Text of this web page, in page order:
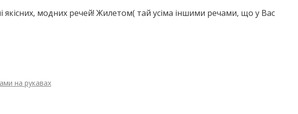
модних речей! Жилетом( тай усіма іншими речами, що у Вас
на рукавах